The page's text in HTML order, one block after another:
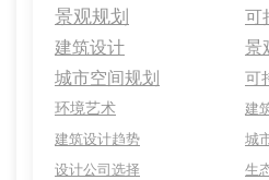
景观规划
可
建筑设计
景
城市空间规划
可
环境艺术
建
建筑设计趋势
城
设计公司选择
生